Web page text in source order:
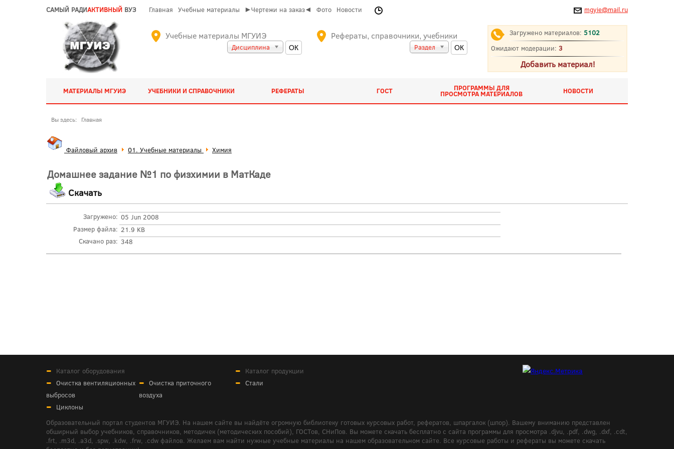
САМЫЙ РАДИАКТИВНЫЙ ВУЗ Главная Учебные материалы ►Чертежи на заказ◄ Фото Новости mgyie@mail.ru
Учебные материалы МГУИЭ
Дисциплина
Рефераты, справочники, учебники
Раздел
Загружено материалов: 5102
Ожидают модерации: 3
Добавить материал!
МАТЕРИАЛЫ МГУИЭ УЧЕБНИКИ И СПРАВОЧНИКИ РЕФЕРАТЫ ГОСТ ПРОГРАММЫ ДЛЯ
ПРОСМОТРА МАТЕРИАЛОВ НОВОСТИ
Вы здесь: Главная
Файловый архив 01. Учебные материалы Химия
Домашнее задание №1 по физхимии в МатКаде
Скачать
Загружено: 05 Jun 2008
Размер файла: 21.9 KB
Скачано раз: 348
Каталог оборудования
Очистка вентиляционных
выбросов
Очистка приточного
воздуха
Циклоны
Каталог продукции
Стали
Образовательный портал студентов МГУИЭ. На нашем сайте вы найдёте огромную библиотеку готовых курсовых работ, рефератов, шпаргалок (шпор). Вашему вниманию представлен
обширный выбор учебников, справочников, методичек (методических пособий), ГОСТов, СНиПов. Вы можете скачать бесплатно с сайта программы для просмотра .djvu, .pdf, .dwg, .dxf, .cdt,
.frt, .m3d, .a3d, .spw, .kdw, .frw, .cdw файлов. Желаем вам найти нужные учебные материалы на нашем образовательном сайте. Все курсовые работы и рефераты вы можете скачать